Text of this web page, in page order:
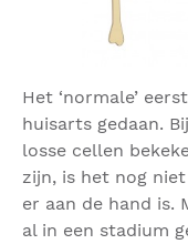
Het ‘normale’
huisarts gedaan.
losse cellen
zijn, is het nog
er aan de hand is.
al in een stadium